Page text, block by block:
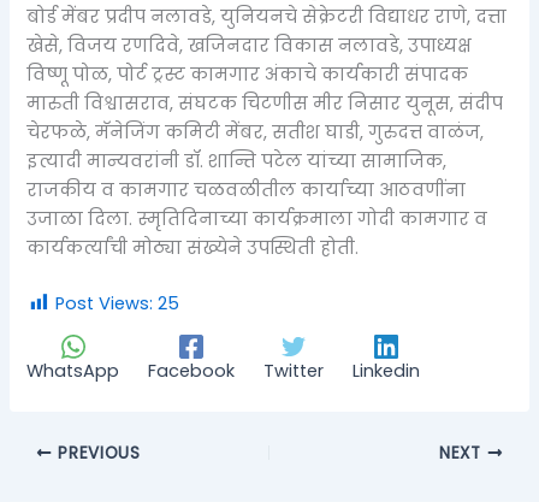
बोर्ड मेंबर प्रदीप नलावडे, युनियनचे सेक्रेटरी विद्याधर राणे, दत्ता
खेसे, विजय रणदिवे, खजिनदार विकास नलावडे, उपाध्यक्ष
विष्णू पोळ, पोर्ट ट्रस्ट कामगार अंकाचे कार्यकारी संपादक
मारुती विश्वासराव, संघटक चिटणीस मीर निसार युनूस, संदीप
चेरफळे, मॅनेजिंग कमिटी मेंबर, सतीश घाडी, गुरुदत्त वाळंज,
इत्यादी मान्यवरांनी डॉ. शान्ति पटेल यांच्या सामाजिक,
राजकीय व कामगार चळवळीतील कार्याच्या आठवणींना
उजाळा दिला. स्मृतिदिनाच्या कार्यक्रमाला गोदी कामगार व
कार्यकर्त्यांची मोठ्या संख्येने उपस्थिती होती.
Post Views: 25
WhatsApp Facebook Twitter Linkedin
PREVIOUS NEXT